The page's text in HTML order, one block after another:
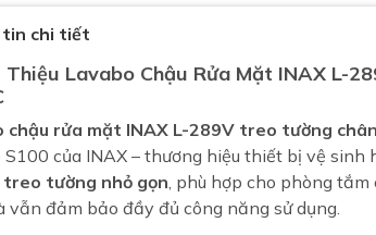
Combo bồn cầu
Combo Máy nước
Combo thiết bị vệ
chi tiết
Thiệu Lavabo Chậu Rửa Mặt INAX L-
chậu rửa mặt INAX L-289V treo tường
S100 của INAX – thương hiệu thiết bị vệ
treo tường nhỏ gọn, phù hợp cho phòng
vẫn đảm bảo đầy đủ công năng sử dụng.